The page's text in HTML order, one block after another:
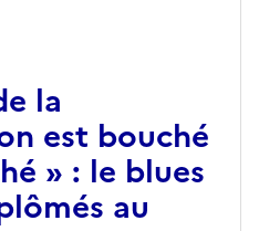
la
est bouché
» : le blues
au